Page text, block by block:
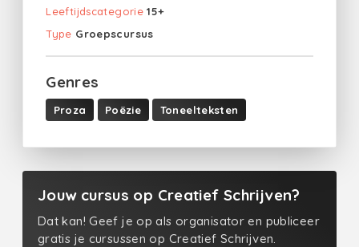
Leeftijdscategorie 15+
Type Groepscursus
Genres
Proza Poëzie Toneelteksten
Jouw cursus op Creatief Schrijven?
Dat kan! Geef je op als organisator en publiceer
gratis je cursussen op Creatief Schrijven.